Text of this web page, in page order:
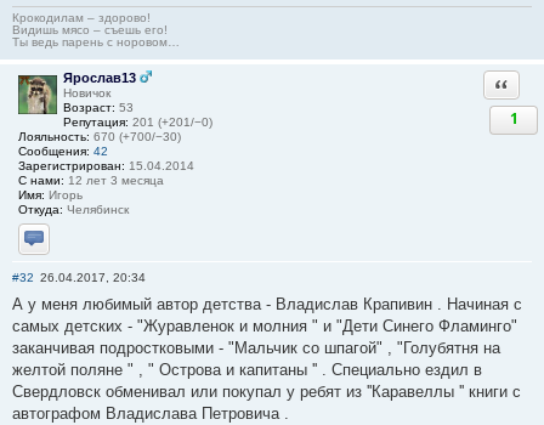
Крокодилам – здорово!
Видишь мясо – съешь его!
Ты ведь парень с норовом…
Ярослав13
Новичок
Возраст: 53
Репутация: 201 (+201/−0)
Лояльность: 670 (+700/−30)
Сообщения: 42
Зарегистрирован: 15.04.2014
С нами: 12 лет 3 месяца
Имя: Игорь
Откуда: Челябинск
Отправить личное сообщение
1
#32 26.04.2017, 20:34
А у меня любимый автор детства - Владислав Крапивин . Начиная с
самых детских - "Журавленок и молния " и "Дети Синего Фламинго"
заканчивая подростковыми - "Мальчик со шпагой" , "Голубятня на
желтой поляне " , " Острова и капитаны '' . Специально ездил в
Свердловск обменивал или покупал у ребят из ''Каравеллы '' книги с
автографом Владислава Петровича .